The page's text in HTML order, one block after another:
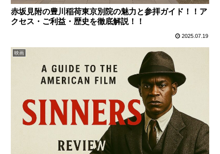
赤坂見附の豊川稲荷東京別院の魅力と参拝ガイド！！ア
クセス・ご利益・歴史を徹底解説！！
2025.07.19
映画